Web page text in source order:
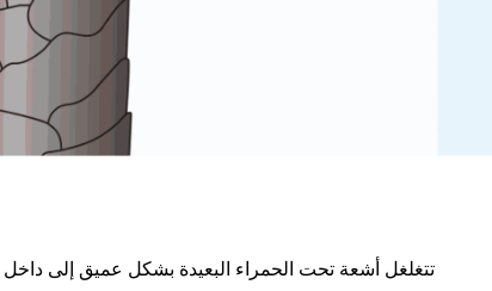
تتغلغل أشعة تحت الحمراء البعيدة بشكل عميق إلى داخل